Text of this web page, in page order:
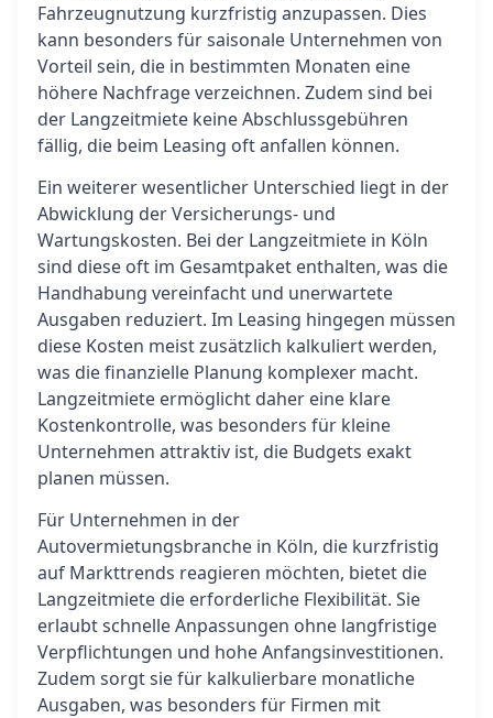
Fahrzeugnutzung kurzfristig anzupassen. Dies
kann besonders für saisonale Unternehmen von
Vorteil sein, die in bestimmten Monaten eine
höhere Nachfrage verzeichnen. Zudem sind bei
der Langzeitmiete keine Abschlussgebühren
fällig, die beim Leasing oft anfallen können.
Ein weiterer wesentlicher Unterschied liegt in der
Abwicklung der Versicherungs- und
Wartungskosten. Bei der Langzeitmiete in Köln
sind diese oft im Gesamtpaket enthalten, was die
Handhabung vereinfacht und unerwartete
Ausgaben reduziert. Im Leasing hingegen müssen
diese Kosten meist zusätzlich kalkuliert werden,
was die finanzielle Planung komplexer macht.
Langzeitmiete ermöglicht daher eine klare
Kostenkontrolle, was besonders für kleine
Unternehmen attraktiv ist, die Budgets exakt
planen müssen.
Für Unternehmen in der
Autovermietungsbranche in Köln, die kurzfristig
auf Markttrends reagieren möchten, bietet die
Langzeitmiete die erforderliche Flexibilität. Sie
erlaubt schnelle Anpassungen ohne langfristige
Verpflichtungen und hohe Anfangsinvestitionen.
Zudem sorgt sie für kalkulierbare monatliche
Ausgaben, was besonders für Firmen mit